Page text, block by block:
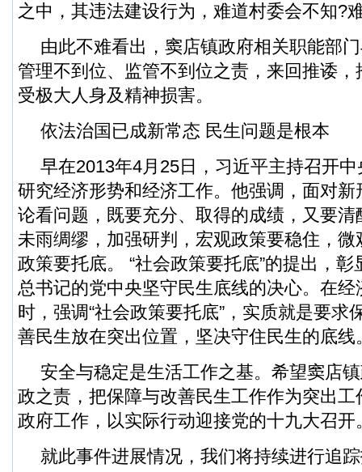
之中，其违法建设行为，难道村委会不知?
由此不难看出，窦店镇政府相关职能部
管理不到位、监管不到位之责，来回推诿
受极大人身及精神损害。
依法治国已成新常态 民生问题是根本
早在2013年4月25日，习近平主持召开
研究经济形势和经济工作。他强调，面对
论看问题，既要充分、取得的成绩，又要
未雨绸缪，加强研判，宏观政策要稳住，
政策要托底。 “社会政策要托底”的提出，
总书记的党中央坚守民生底线的决心。在
时，强调“社会政策要托底”，实质就是要求
善民生放在突出位置，坚决守住民生的底线
安全与稳定是生活工作之基。希望窦店
政之责，把保障与改善民生工作作为突出
政府工作，以实际行动迎接党的十九大召开
就此事件进展情况，我们将持续进行追